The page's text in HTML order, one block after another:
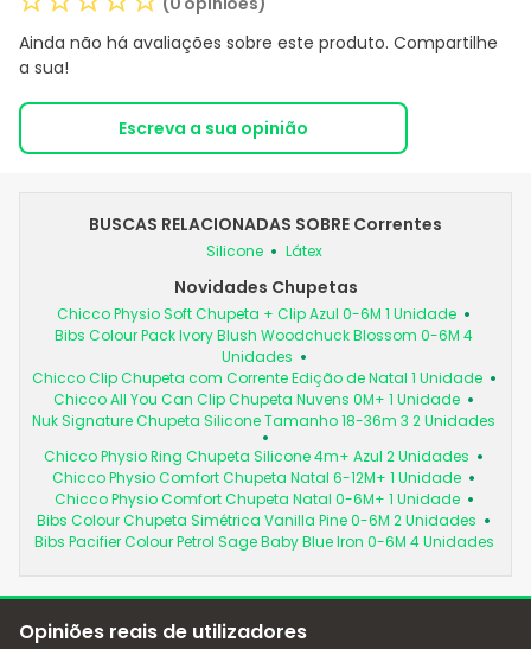
Ainda não há avaliações sobre este produto. Compartilhe
a sua!
Escreva a sua opinião
BUSCAS RELACIONADAS SOBRE Correntes
Silicone Látex
Novidades Chupetas
Chicco Physio Soft Chupeta + Clip Azul 0-6M 1 Unidade
Bibs Colour Pack Ivory Blush Woodchuck Blossom 0-6M 4
Unidades
Chicco Clip Chupeta com Corrente Edição de Natal 1 Unidade
Chicco All You Can Clip Chupeta Nuvens 0M+ 1 Unidade
Nuk Signature Chupeta Silicone Tamanho 18-36m 3 2 Unidades
Chicco Physio Ring Chupeta Silicone 4m+ Azul 2 Unidades
Chicco Physio Comfort Chupeta Natal 6-12M+ 1 Unidade
Chicco Physio Comfort Chupeta Natal 0-6M+ 1 Unidade
Bibs Colour Chupeta Simétrica Vanilla Pine 0-6M 2 Unidades
Bibs Pacifier Colour Petrol Sage Baby Blue Iron 0-6M 4 Unidades
Opiniões reais de utilizadores